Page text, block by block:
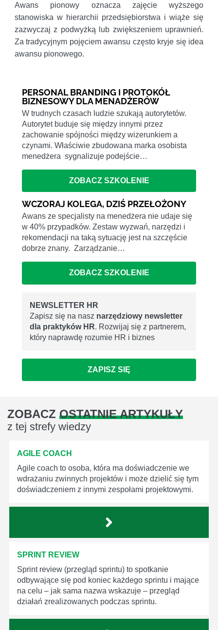
Awans pionowy oznacza zajęcie wyższego
stanowiska w hierarchii przedsiębiorstwa i wiąże się
zazwyczaj z podwyżką lub zwiększeniem uprawnień.
Za tradycyjnym pojęciem awansu często kryje się idea
awansu pionowego.
PERSONAL BRANDING I PROTOKÓŁ
BIZNESOWY DLA MENADŻERÓW
W trudnych czasach ludzie szukają autorytetów.
Autorytet buduje się między innymi przez
zachowanie spójności między wizerunkiem a
czynami. Właściwie zbudowana marka osobista
menedżera sygnalizuje podejście…
ZOBACZ SZKOLENIE
WCZORAJ KOLEGA, DZIŚ PRZEŁOŻONY
Awans ze specjalisty na menedżera nie udaje się
w 40% przypadków. Zestaw wyzwań, narzędzi i
rekomendacji na taką sytuację jest na szczęście
dobrze znany. Zarządzanie…
ZOBACZ SZKOLENIE
NEWSLETTER HR
Zapisz się na nasz narzędziowy newsletter
dla praktyków HR. Rozwijaj się z partnerem,
który naprawdę rozumie HR i biznes
ZAPISZ SIĘ
ZOBACZ OSTATNIE ARTYKUŁY
z tej strefy wiedzy
AGILE COACH
Agile coach to osoba, która ma doświadczenie we
wdrażaniu zwinnych projektów i może dzielić się tym
doświadczeniem z innymi zespołami projektowymi.
SPRINT REVIEW
Sprint review (przegląd sprintu) to spotkanie
odbywające się pod koniec każdego sprintu i mające
na celu – jak sama nazwa wskazuje – przegląd
działań zrealizowanych podczas sprintu.